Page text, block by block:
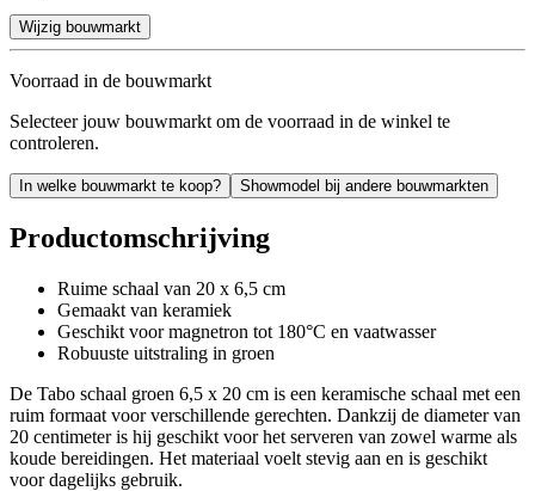
Wijzig bouwmarkt
Voorraad in de bouwmarkt
Selecteer jouw bouwmarkt om de voorraad in de winkel te
controleren.
In welke bouwmarkt te koop? Showmodel bij andere bouwmarkten
Productomschrijving
Ruime schaal van 20 x 6,5 cm
Gemaakt van keramiek
Geschikt voor magnetron tot 180°C en vaatwasser
Robuuste uitstraling in groen
De Tabo schaal groen 6,5 x 20 cm is een keramische schaal met een
ruim formaat voor verschillende gerechten. Dankzij de diameter van
20 centimeter is hij geschikt voor het serveren van zowel warme als
koude bereidingen. Het materiaal voelt stevig aan en is geschikt
voor dagelijks gebruik.